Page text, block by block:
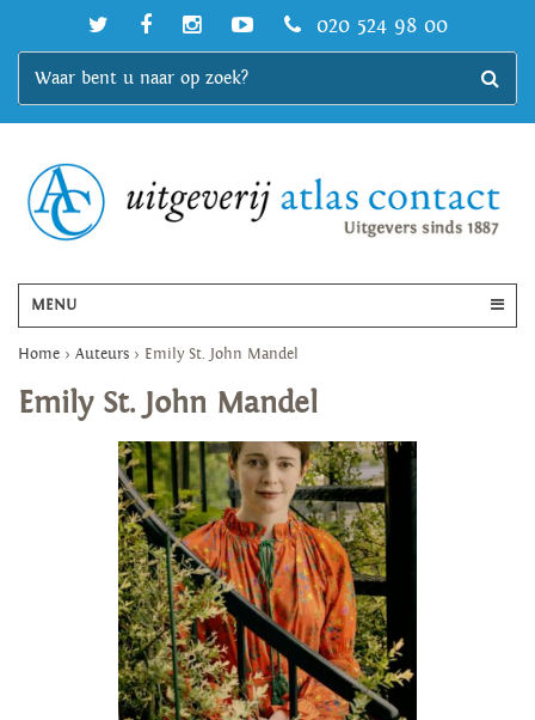
020 524 98 00
MENU
Home > Auteurs > Emily St. John Mandel
Emily St. John Mandel